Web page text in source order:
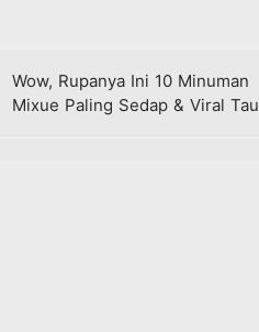
Wow, Rupanya Ini 10 Minuman
Mixue Paling Sedap & Viral Tau